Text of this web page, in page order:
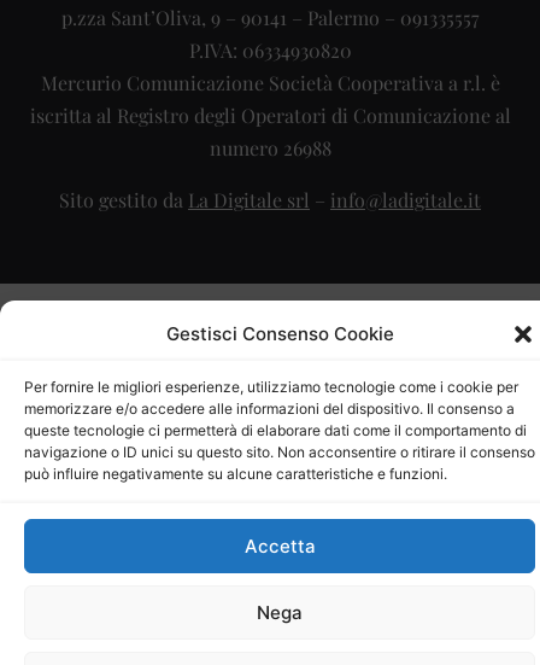
Gestisci Consenso Cookie
Per fornire le migliori esperienze, utilizziamo tecnologie come i cookie per
memorizzare e/o accedere alle informazioni del dispositivo. Il consenso a
queste tecnologie ci permetterà di elaborare dati come il comportamento di
navigazione o ID unici su questo sito. Non acconsentire o ritirare il consenso
può influire negativamente su alcune caratteristiche e funzioni.
Accetta
Nega
p.zza Sant’Oliva, 9 – 90141 – Palermo – 091335557
P.IVA: 06334930820
Mercurio Comunicazione Società Cooperativa a r.l. è
iscritta al Registro degli Operatori di Comunicazione al
numero 26988
Sito gestito da La Digitale srl – info@ladigitale.it